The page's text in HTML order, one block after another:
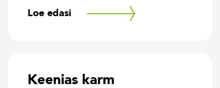
Loe edasi
Keenias karm